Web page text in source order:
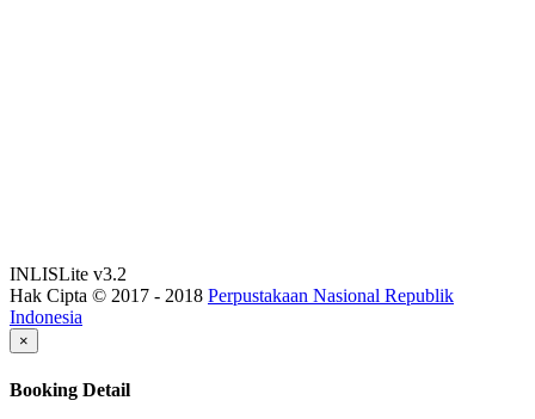
INLISLite v3.2
Hak Cipta © 2017 - 2018 Perpustakaan Nasional Republik
Indonesia
×
Booking Detail